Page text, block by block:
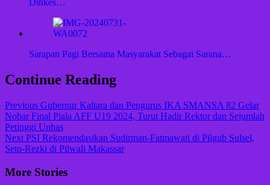
Dinkes…
Sarapan Pagi Bersama Masyarakat Sebagai Sarana…
Continue Reading
Previous Gubernur Kaltara dan Pengurus IKA SMANSA 82 Gelar
Nobar Final Piala AFF U19 2024, Turut Hadir Rektor dan Sejumlah
Petinggi Unhas
Next PSI Rekomendasikan Sudirman-Fatmawati di Pilgub Sulsel,
Seto-Rezki di Pilwali Makassar
More Stories